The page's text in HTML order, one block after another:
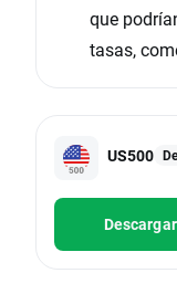
que
tasas,
US500